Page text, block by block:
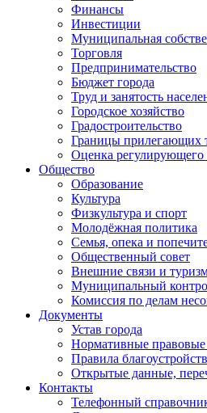
Финансы
Инвестиции
Муниципальная
Торговля
Предпринимательство
Бюджет города
Труд и занятость
Городское хозяйство
Градостроительство
Границы прилегающих
Оценка регулирующего
Общество
Образование
Культура
Физкультура и спорт
Молодёжная политика
Семья, опека и
Общественный совет
Внешние связи и
Муниципальный
Комиссия по делам
Документы
Устав города
Нормативные
Правила
Открытые данные,
Контакты
Телефонный